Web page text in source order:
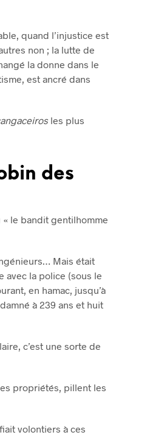
quand l’injustice est
non ; la lutte de
la donne dans le
est ancré dans
les plus
des
« le bandit gentilhomme
Mais était
avec la police (sous le
en hamac, jusqu’à
à 239 ans et huit
c’est une sorte de
propriétés, pillent les
volontiers à ces